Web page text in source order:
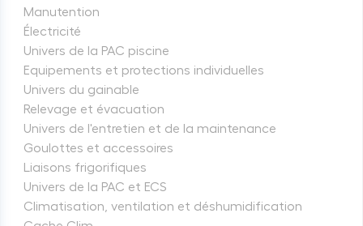
Manutention
Électricité
Univers de la PAC piscine
Equipements et protections individuelles
Univers du gainable
Relevage et évacuation
Univers de l'entretien et de la maintenance
Goulottes et accessoires
Liaisons frigorifiques
Univers de la PAC et ECS
Climatisation, ventilation et déshumidification